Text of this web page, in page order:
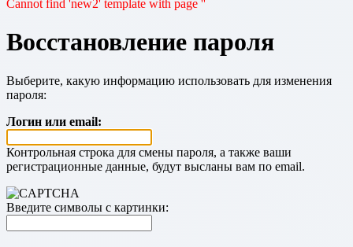
Cannot find 'new2' template with page ''
Восстановление пароля
Выберите, какую информацию использовать для изменения
пароля:
Логин или email:
Контрольная строка для смены пароля, а также ваши
регистрационные данные, будут высланы вам по email.
Введите символы с картинки: